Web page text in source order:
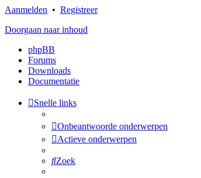
Aanmelden • Registreer
Doorgaan naar inhoud
phpBB
Forums
Downloads
Documentatie
Snelle links
Onbeantwoorde onderwerpen
Actieve onderwerpen
Zoek